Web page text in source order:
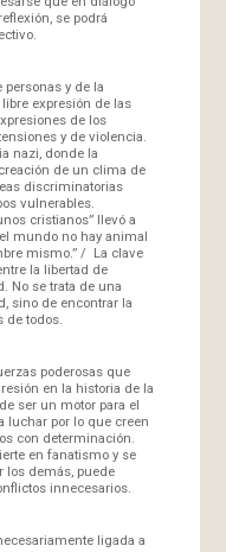
se podrá
y de la
expresión de las
de los
y de violencia.
nazi, donde la
de un clima de
discriminatorias
vulnerables.
cristianos” llevó a
mundo no hay animal
mismo.” / La clave
la libertad de
No se trata de una
sino de encontrar la
de todos.
poderosas que
en la historia de la
ser un motor para el
luchar por lo que creen
con determinación.
en fanatismo y se
los demás, puede
innecesarios.
ligada a